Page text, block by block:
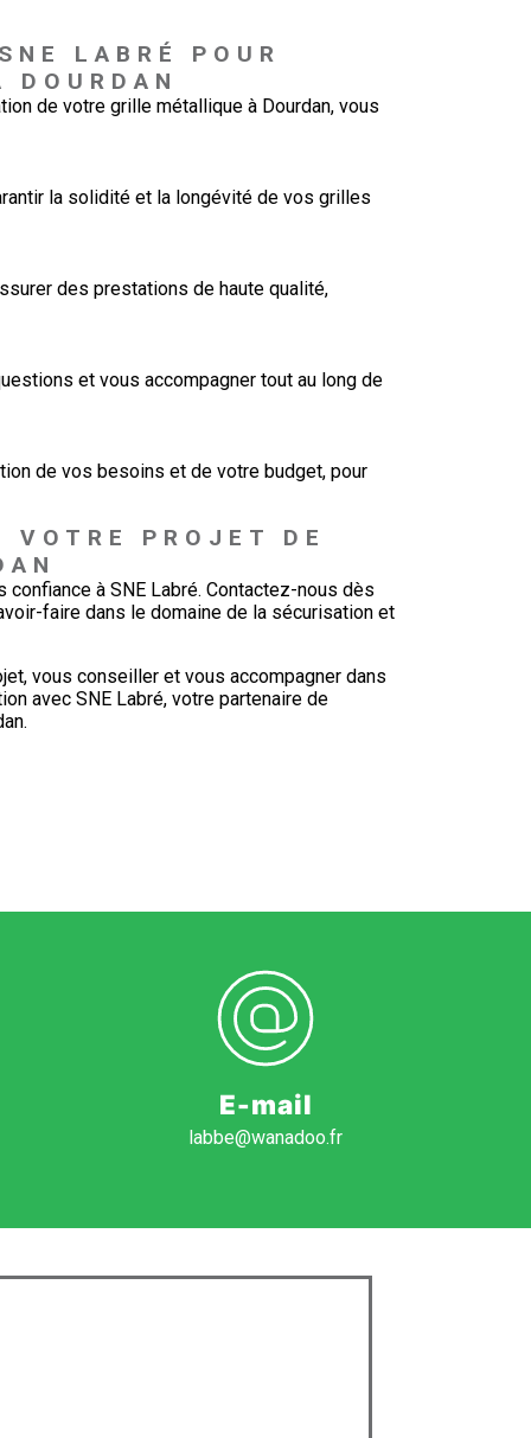
LABRÉ POUR
de votre grille métallique à Dourdan, vous
la solidité et la longévité de vos grilles
des prestations de haute qualité,
et vous accompagner tout au long de
de vos besoins et de votre budget, pour
VOTRE PROJET DE
à SNE Labré. Contactez-nous dès
faire dans le domaine de la sécurisation et
vous conseiller et vous accompagner dans
avec SNE Labré, votre partenaire de
E-mail
labbe@wanadoo.fr